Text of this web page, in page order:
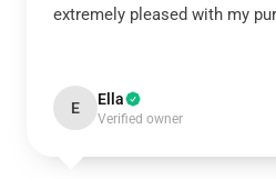
extremely pleased with my
E Ella
Verified owner